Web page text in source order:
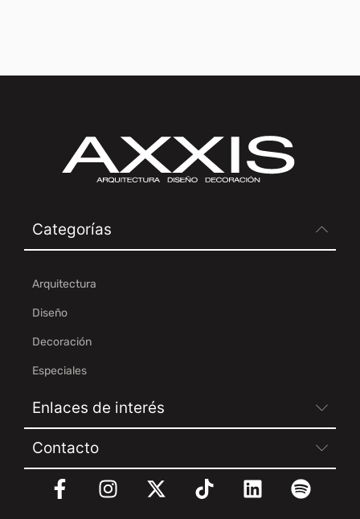
Categorías
Arquitectura
Diseño
Decoración
Especiales
Enlaces de interés
Contacto